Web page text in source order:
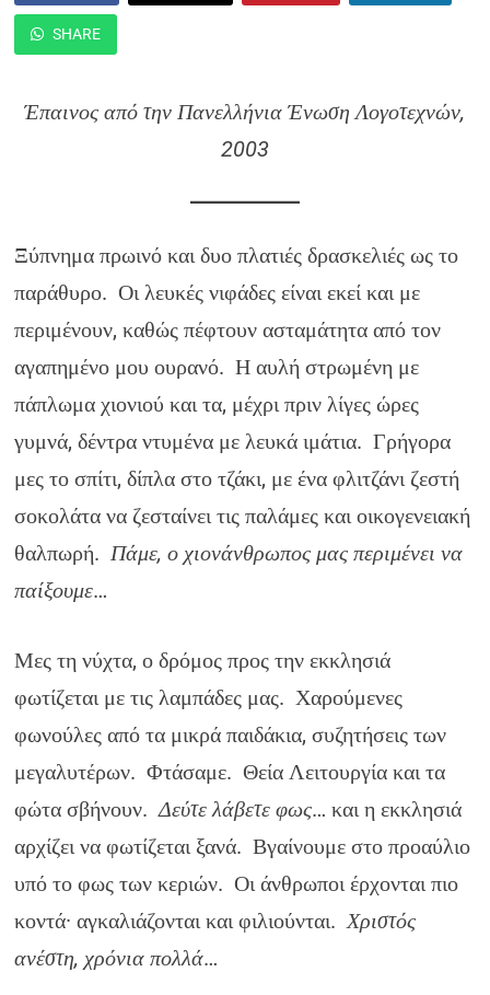
SHARE
Έπαινος από την Πανελλήνια Ένωση Λογοτεχνών,
2003
Ξύπνημα πρωινό και δυο πλατιές δρασκελιές ως το
παράθυρο. Οι λευκές νιφάδες είναι εκεί και με
περιμένουν, καθώς πέφτουν ασταμάτητα από τον
αγαπημένο μου ουρανό. Η αυλή στρωμένη με
πάπλωμα χιονιού και τα, μέχρι πριν λίγες ώρες
γυμνά, δέντρα ντυμένα με λευκά ιμάτια. Γρήγορα
μες το σπίτι, δίπλα στο τζάκι, με ένα φλιτζάνι ζεστή
σοκολάτα να ζεσταίνει τις παλάμες και οικογενειακή
θαλπωρή.Πάμε, ο χιονάνθρωπος μας περιμένει να
παίξουμε…
Μες τη νύχτα, ο δρόμος προς την εκκλησιά
φωτίζεται με τις λαμπάδες μας. Χαρούμενες
φωνούλες από τα μικρά παιδάκια, συζητήσεις των
μεγαλυτέρων. Φτάσαμε. Θεία Λειτουργία και τα
φώτα σβήνουν.Δεύτε λάβετε φως… και η εκκλησιά
αρχίζει να φωτίζεται ξανά. Βγαίνουμε στο προαύλιο
υπό το φως των κεριών. Οι άνθρωποι έρχονται πιο
κοντά· αγκαλιάζονται και φιλιούνται.Χριστός
ανέστη, χρόνια πολλά…